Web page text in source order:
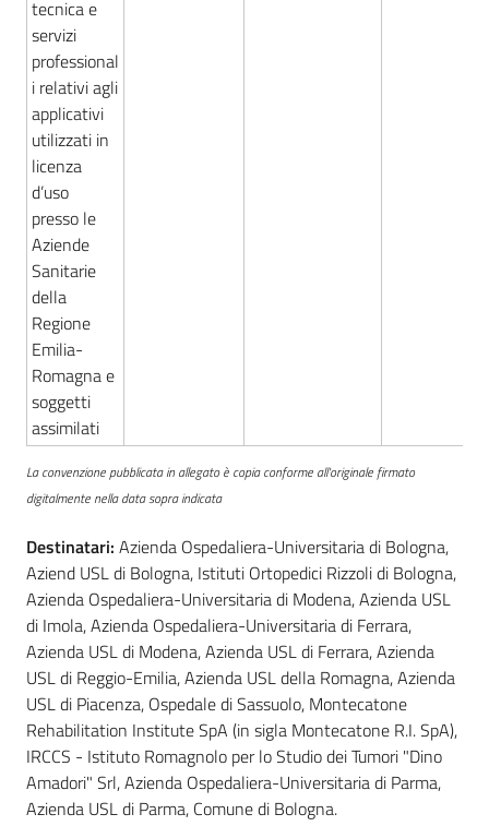
Seguici
su
tecnica e
servizi
professional
i relativi agli
applicativi
utilizzati in
licenza
d’uso
presso le
Aziende
Sanitarie
della
Regione
Emilia-
Romagna e
soggetti
assimilati
La convenzione pubblicata in allegato è copia conforme all'originale firmato
digitalmente nella data sopra indicata
Destinatari: Azienda Ospedaliera-Universitaria di Bologna,
Aziend USL di Bologna, Istituti Ortopedici Rizzoli di Bologna,
Azienda Ospedaliera-Universitaria di Modena, Azienda USL
di Imola, Azienda Ospedaliera-Universitaria di Ferrara,
Azienda USL di Modena, Azienda USL di Ferrara, Azienda
USL di Reggio-Emilia, Azienda USL della Romagna, Azienda
USL di Piacenza, Ospedale di Sassuolo, Montecatone
Rehabilitation Institute SpA (in sigla Montecatone R.I. SpA),
IRCCS - Istituto Romagnolo per lo Studio dei Tumori "Dino
Amadori" Srl, Azienda Ospedaliera-Universitaria di Parma,
Azienda USL di Parma, Comune di Bologna.